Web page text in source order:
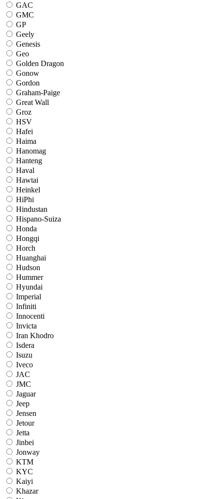
GAC
GMC
GP
Geely
Genesis
Geo
Golden Dragon
Gonow
Gordon
Graham-Paige
Great Wall
Groz
HSV
Hafei
Haima
Hanomag
Hanteng
Haval
Hawtai
Heinkel
HiPhi
Hindustan
Hispano-Suiza
Honda
Hongqi
Horch
Huanghai
Hudson
Hummer
Hyundai
Imperial
Infiniti
Innocenti
Invicta
Iran Khodro
Isdera
Isuzu
Iveco
JAC
JMC
Jaguar
Jeep
Jensen
Jetour
Jetta
Jinbei
Jonway
KTM
KYC
Kaiyi
Khazar